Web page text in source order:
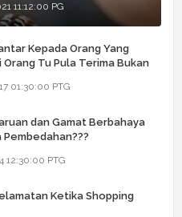
11:12:00 PG
Kepada Orang Yang
Orang Tu Pula Terima Bukan
01:30:00 PTG
dan Gamat Berbahaya
Pembedahan???
12:30:00 PTG
Ketika Shopping